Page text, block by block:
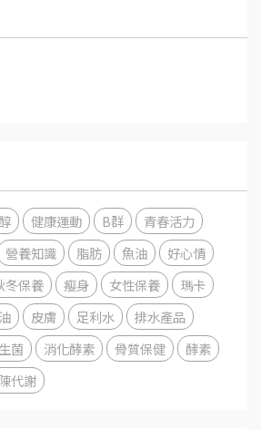
健康運動 B群
青春活力
營養知識 脂肪 魚油
好心情
冬保養 瘦身 女性保養
瑪卡
皮膚 足利水
排水產品
菌 消化酵素 骨質保健
酵素
代謝